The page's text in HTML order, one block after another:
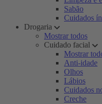
Sabão
Cuidados
Drogaria
Mostrar todos
Cuidado facial
Mostrar
Anti-idade
Olhos
Lábios
Cuidados
Creche